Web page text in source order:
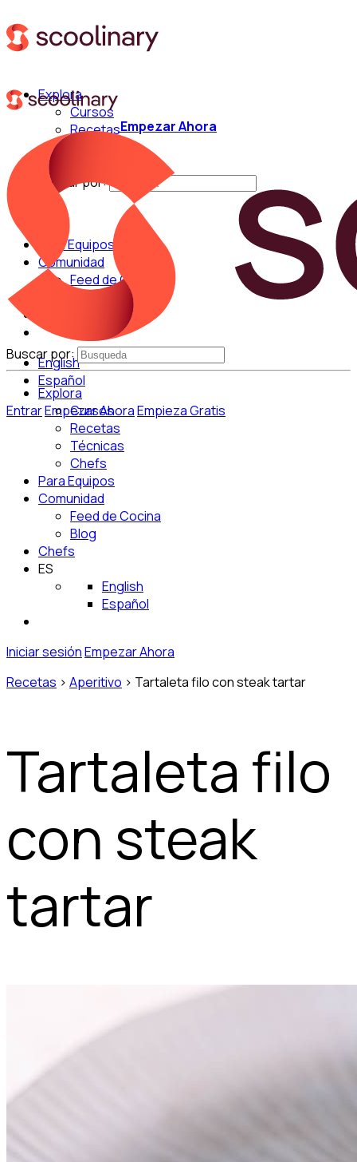
Explora
Cursos
Recetas
Buscar por:
Para Equipos
Comunidad
Feed de Cocina
English
Español
EntrarEmpezar AhoraEmpieza Gratis
Empezar Ahora
Buscar por:
Explora
Cursos
Recetas
Técnicas
Chefs
Para Equipos
Comunidad
Feed de Cocina
Blog
Chefs
ES
English
Español
Iniciar sesiónEmpezar Ahora
Recetas > Aperitivo > Tartaleta filo con steak tartar
Tartaleta filo
con steak
tartar